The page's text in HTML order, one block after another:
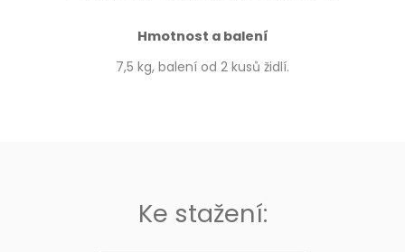
Hmotnost a balení
7,5 kg, balení od 2 kusů židlí.
Ke stažení: